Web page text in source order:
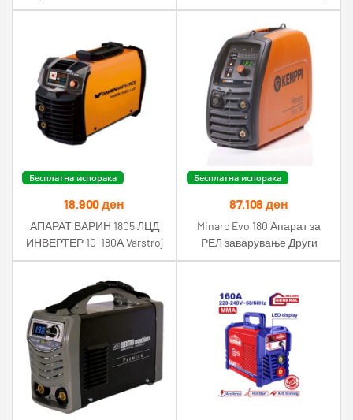
200А Varstroj
Бесплатна испорака
18.900ден
АПАРАТ ВАРИН 1805 ЛЦД
ИНВЕРТЕР 10-180А Varstroj
Бесплатна испорака
87.108ден
Minarc Evo 180 Апарат за
РЕЛ заварување Други